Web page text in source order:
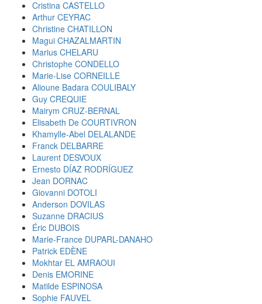
Cristina CASTELLO
Arthur CEYRAC
Christine CHATILLON
Magui CHAZALMARTIN
Marius CHELARU
Christophe CONDELLO
Marie-Lise CORNEILLE
Alioune Badara COULIBALY
Guy CREQUIE
Mairym CRUZ-BERNAL
Elisabeth De COURTIVRON
Khamylle-Abel DELALANDE
Franck DELBARRE
Laurent DESVOUX
Ernesto DÍAZ RODRÍGUEZ
Jean DORNAC
Giovanni DOTOLI
Anderson DOVILAS
Suzanne DRACIUS
Éric DUBOIS
Marie-France DUPARL-DANAHO
Patrick EDÈNE
Mokhtar EL AMRAOUI
Denis EMORINE
Matilde ESPINOSA
Sophie FAUVEL